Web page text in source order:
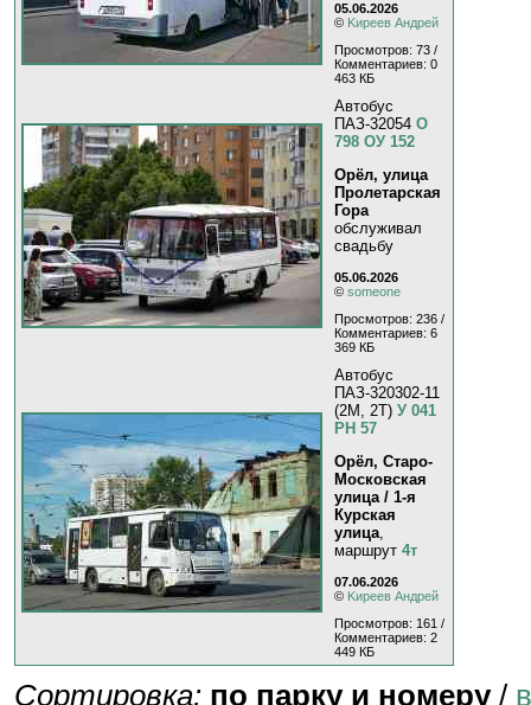
05.06.2026
© Kиpeeв Aндpeй
Просмотров: 73 /
Комментариев: 0
463 КБ
Автобус
ПАЗ-32054 О
798 ОУ 152
Орёл, улица
Пролетарская
Гора
обслуживал
свадьбу
05.06.2026
© someone
Просмотров: 236 /
Комментариев: 6
369 КБ
Автобус
ПАЗ-320302-11
(2M, 2T) У 041
РН 57
Орёл, Старо-
Московская
улица / 1-я
Курская
улица,
маршрут 4т
07.06.2026
© Kиpeeв Aндpeй
Просмотров: 161 /
Комментариев: 2
449 КБ
Сортировка: по парку и номеру/